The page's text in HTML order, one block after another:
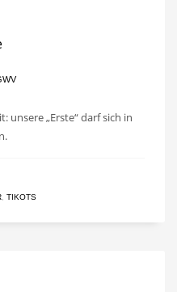
unsere „Erste“ darf sich in
TIKOTS